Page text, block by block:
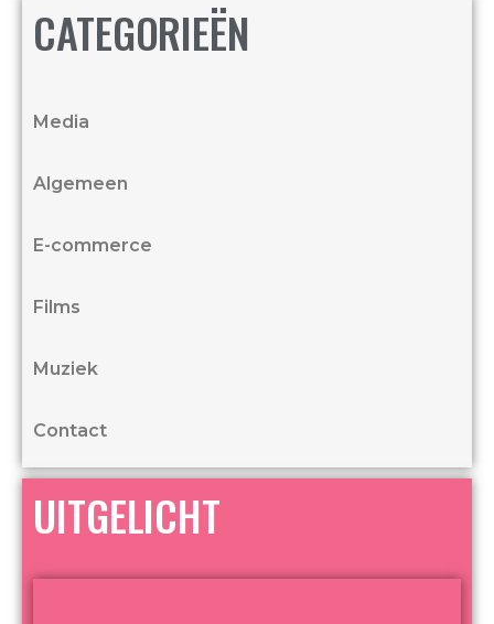
CATEGORIEËN
Media
Algemeen
E-commerce
Films
Muziek
Contact
UITGELICHT